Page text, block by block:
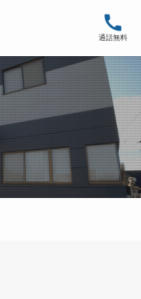
通話無料